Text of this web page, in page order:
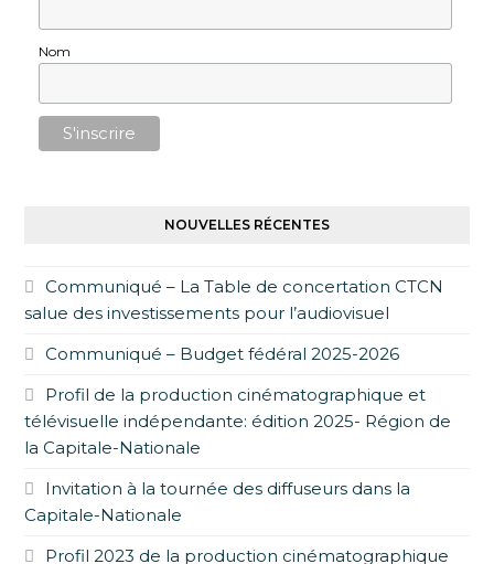
Nom
NOUVELLES RÉCENTES
Communiqué – La Table de concertation CTCN
salue des investissements pour l’audiovisuel
Communiqué – Budget fédéral 2025-2026
Profil de la production cinématographique et
télévisuelle indépendante: édition 2025- Région de
la Capitale-Nationale
Invitation à la tournée des diffuseurs dans la
Capitale-Nationale
Profil 2023 de la production cinématographique